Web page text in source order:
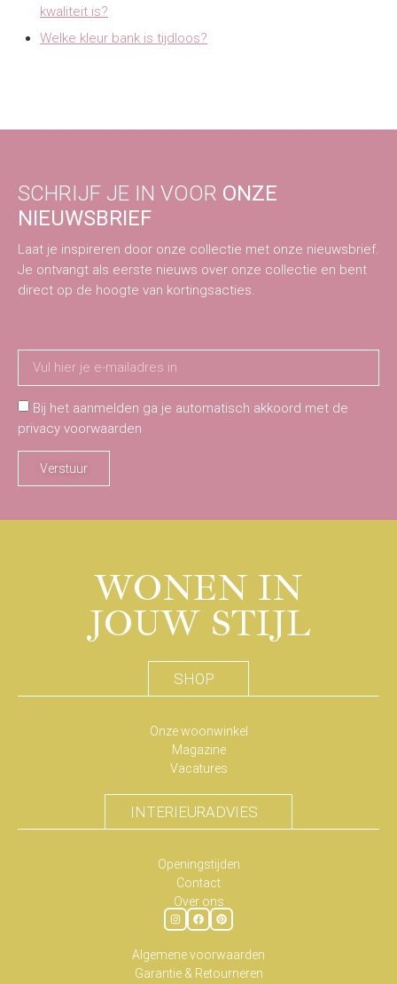
kwaliteit is?
Welke kleur bank is tijdloos?
SCHRIJF JE IN VOOR ONZE
NIEUWSBRIEF
Laat je inspireren door onze collectie met onze nieuwsbrief.
Je ontvangt als eerste nieuws over onze collectie en bent
direct op de hoogte van kortingsacties.
Bij het aanmelden ga je automatisch akkoord met de
privacy voorwaarden
Verstuur
WONEN IN
JOUW STIJL
SHOP
Onze woonwinkel
Magazine
Vacatures
INTERIEURADVIES
Openingstijden
Contact
Over ons
Algemene voorwaarden
Garantie & Retourneren